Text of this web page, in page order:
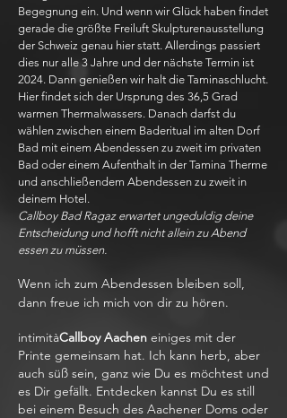
Begegnung ein. Und wenn wir Glück haben findet
gerade die größte Freiluft Skulpturenausstellung
der Schweiz genau hier statt. Allerdings passiert
dies nur alle 3 Jahre und der nächste Termin ist
2024. Dann genießen wir halt die Taminaschlucht.
Hier findet sich der Ursprung des 36,5 Grad
warmen Thermalwassers. Danach darfst du
wählen zwischen einem Baderitual im alten Dorf
Bad mit einem Abendessen zu zweit im privaten
Bad oder einem Aufenthalt in der Tamina Therme
und anschließendem Abendessen zu zweit in
deinem Hotel.
Callboy Bad Ragaz erwartet ungeduldig deine
Entscheidung und hofft nicht allein zu Abend
essen zu müssen.
Wenn ich zum Abendessen bleiben soll,
dann freue ich mich von dir zu hören.
intimitàCallboy Aachen einiges mit der
Printe gemeinsam hat. Ich kann herb, aber
auch süß sein, ganz wie Du es möchtest und
es Dir gefällt. Entdecken kannst Du es still
bei einem Besuch des Aachener Doms oder